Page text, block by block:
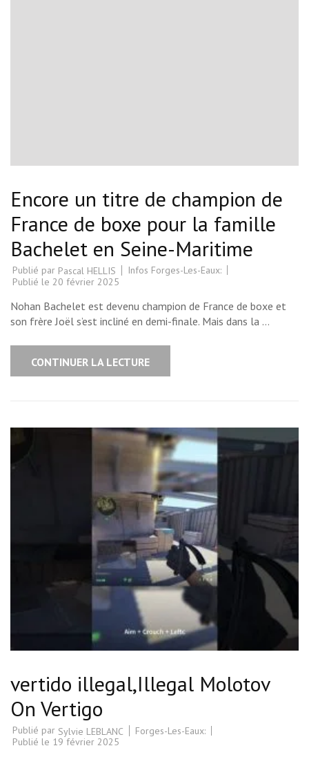
Encore un titre de champion de
France de boxe pour la famille
Bachelet en Seine-Maritime
Publié par Pascal HELLIS
Infos Forges-Les-Eaux:
Publié le 20 février 2025
Nohan Bachelet est devenu champion de France de boxe et
son frère Joël s’est incliné en demi-finale. Mais dans la …
CONTINUER LA LECTURE
vertido illegal,Illegal Molotov
On Vertigo
Publié par Sylvie LEBLANC
Forges-Les-Eaux:
Publié le 19 février 2025